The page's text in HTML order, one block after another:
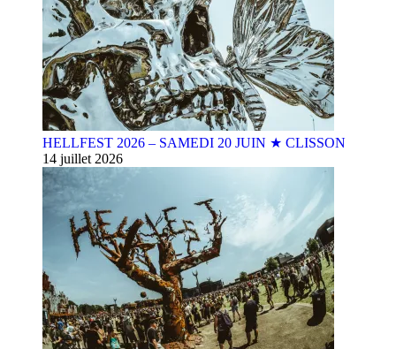
HELLFEST 2026 – SAMEDI 20 JUIN ★ CLISSON
14 juillet 2026